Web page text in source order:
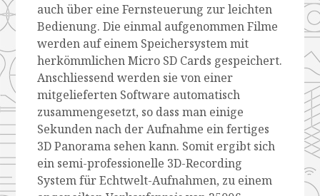
auch über eine Fernsteuerung zur leichten
Bedienung. Die einmal aufgenommen Filme
werden auf einem Speichersystem mit
herkömmlichen Micro SD Cards gespeichert.
Anschliessend werden sie von einer
mitgelieferten Software automatisch
zusammengesetzt, so dass man einige
Sekunden nach der Aufnahme ein fertiges
3D Panorama sehen kann. Somit ergibt sich
ein semi-professionelle 3D-Recording
System für Echtwelt-Aufnahmen, zu einem